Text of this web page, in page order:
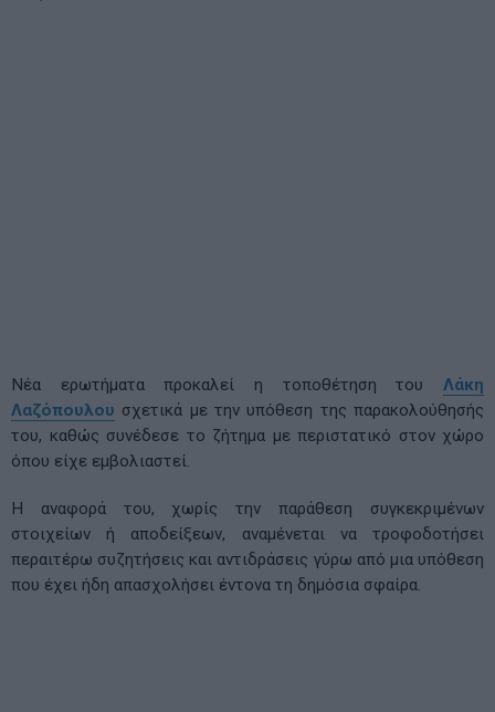
Νέα ερωτήματα προκαλεί η τοποθέτηση του Λάκη
Λαζόπουλου σχετικά με την υπόθεση της παρακολούθησής
του, καθώς συνέδεσε το ζήτημα με περιστατικό στον χώρο
όπου είχε εμβολιαστεί.
Η αναφορά του, χωρίς την παράθεση συγκεκριμένων
στοιχείων ή αποδείξεων, αναμένεται να τροφοδοτήσει
περαιτέρω συζητήσεις και αντιδράσεις γύρω από μια υπόθεση
που έχει ήδη απασχολήσει έντονα τη δημόσια σφαίρα.